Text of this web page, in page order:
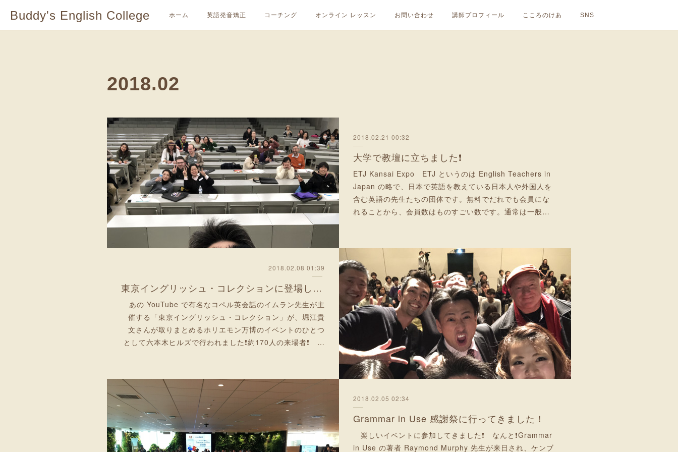
Buddy's English College ホーム 英語発音矯正 コーチング オンライン レッスン お問い合わせ 講師プロフィール こころのけあ SNS
2018.02
2018.02.21 00:32
大学で教壇に立ちました❗
ETJ Kansai Expo ETJ というのは English Teachers in
Japan の略で、日本で英語を教えている日本人や外国人を
含む英語の先生たちの団体です。無料でだれでも会員にな
れることから、会員数はものすごい数です。通常は一般…
2018.02.08 01:39
東京イングリッシュ・コレクションに登場したよ❗
あの YouTube で有名なコペル英会話のイムラン先生が主
催する「東京イングリッシュ・コレクション」が、堀江貴
文さんが取りまとめるホリエモン万博のイベントのひとつ
として六本木ヒルズで行われました❗約170人の来場者❗ …
2018.02.05 02:34
Grammar in Use 感謝祭に行ってきました！
楽しいイベントに参加してきました❗ なんと❗Grammar
in Use の著者 Raymond Murphy 先生が来日され、ケンブ